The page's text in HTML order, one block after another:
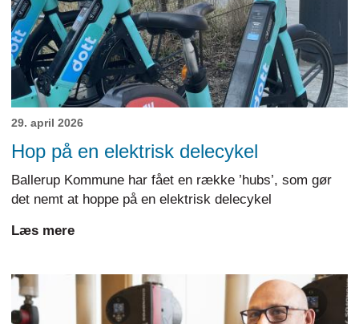
29. april 2026
Hop på en elektrisk delecykel
Ballerup Kommune har fået en række ’hubs’, som gør
det nemt at hoppe på en elektrisk delecykel
Læs mere